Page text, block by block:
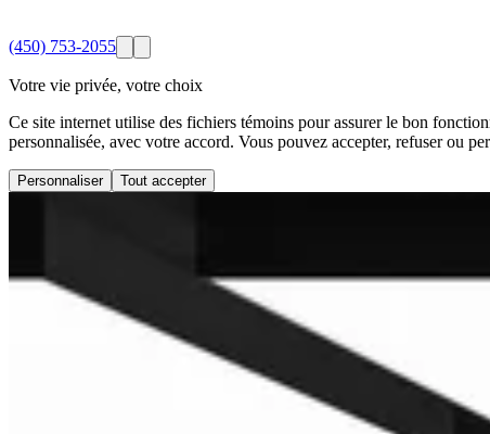
(450) 753-2055
Votre vie privée, votre choix
Ce site internet utilise des fichiers témoins pour assurer le bon
personnalisée, avec votre accord. Vous pouvez accepter, refuser ou
Personnaliser Tout accepter